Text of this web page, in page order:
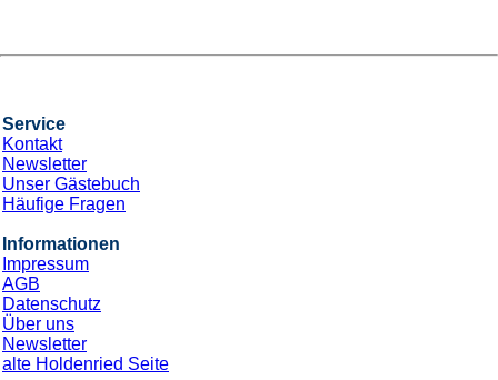
Service
Kontakt
Newsletter
Unser Gästebuch
Häufige Fragen
Informationen
Impressum
AGB
Datenschutz
Über uns
Newsletter
alte Holdenried Seite